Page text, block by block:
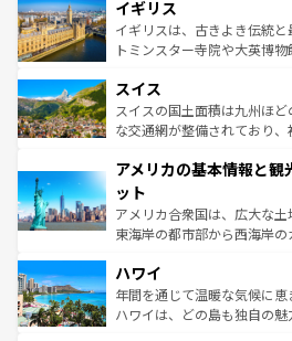
香り高いラベンダー畑など、
らに、パリ以外の地域にも
も豊かな歴史と文化が息づい
を参照してほしい。
顔を持つこの国は、どこを歩
ルリンの文化的活気、バイ
してライン川沿いのワイン
は、お酒好きな人にはぜひ体験してほ
ドイツ情報はコンテンツ一覧
イギリス
イギリスは、古きよき伝統
トミンスター寺院や大英博
リアごとに異なる魅力がある
ティー、ビール好きにはた
戦など、本場だからこそで
ンツ一覧を参照してほしい。
スイス
スイスの国土面積は九州ほ
な交通網が整備されており
の建物がそのまま残る町や、
博物館もあり、アルプス観光
ことができる。国民の所得が
者向けの交通パス提供のサ
着のスイス情報は
アメリカの基本情報と
ット
アメリカ合衆国は、広大な土
東海岸の都市部から西海岸
のような巨大都市は、観光、
ンメントが詰まった刺激的
西部には大自然が広がり、
ハワイ
年間を通じて温暖な気候に
ハワイは、どの島も独自の